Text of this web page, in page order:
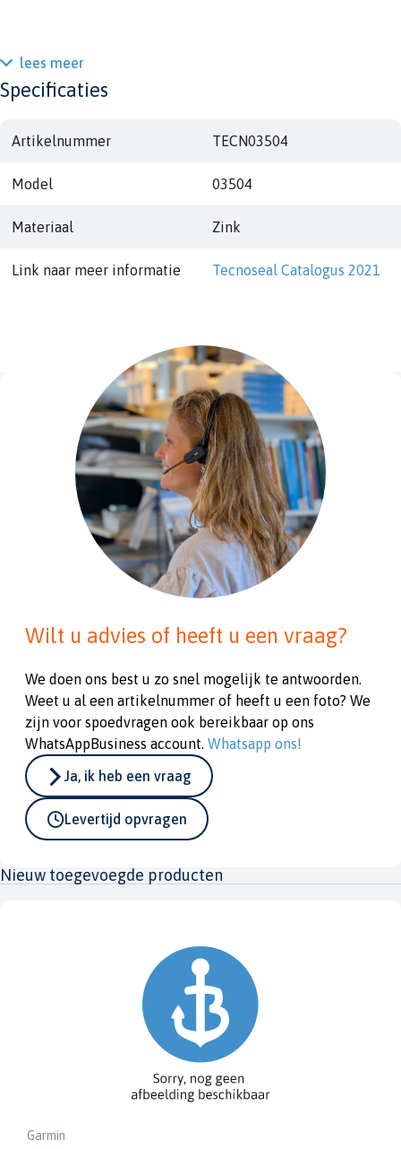
lees meer
Specificaties
Artikelnummer TECN03504
Model 03504
Materiaal Zink
Link naar meer informatie Tecnoseal Catalogus 2021
Wilt u advies of heeft u een vraag?
We doen ons best u zo snel mogelijk te antwoorden.
Weet u al een artikelnummer of heeft u een foto? We
zijn voor spoedvragen ook bereikbaar op ons
WhatsAppBusiness account. Whatsapp ons!
Ja, ik heb een vraag
Levertijd opvragen
Nieuw toegevoegde producten
Garmin